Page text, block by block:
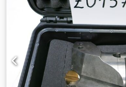
unverbindlich. Einen
vor; es gelten ausschließlich
Verkaufsbedingungen. Über uns
Maschinen im Lager über 15.000
Krankapazität 70 t mehr als
Werkstatt Sie wollen Maschinen
Ihren Betrieb verkaufen, dann
Weitere Angebote finden Sie auf